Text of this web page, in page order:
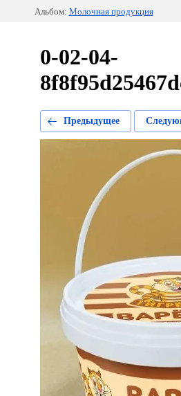
Альбом: Молочная продукция
0-02-04-
Предыдущее